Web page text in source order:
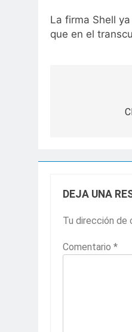
La firma Shell
que en el
DEJA UNA
Tu dirección de
Comentario *